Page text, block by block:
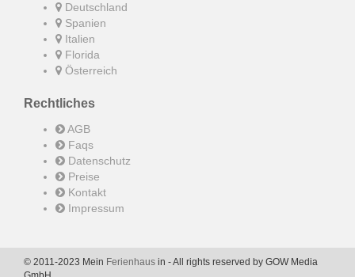
Deutschland
Spanien
Italien
Florida
Österreich
Rechtliches
AGB
Faqs
Datenschutz
Preise
Kontakt
Impressum
© 2011-2023 Mein Ferienhaus in - All rights reserved by GOW Media